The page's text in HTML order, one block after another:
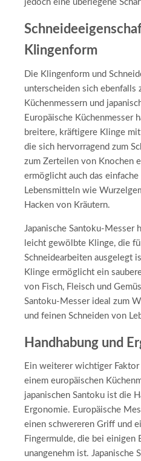
jedoch eine überlegene
Klingenform
Die Klingenform und
unterscheiden sich ebenfalls
Küchenmessern und
Europäische Küchenmesser
breitere, kräftigere Klinge
die sich hervorragend zum
zum Zerteilen von Knochen
ermöglicht auch das
Lebensmitteln wie
Hacken von Kräutern.
Japanische Santoku-Messer
leicht gewölbte Klinge, die
Schneidearbeiten ausgelegt
Klinge ermöglicht ein
von Fisch, Fleisch und
Santoku-Messer ideal zum
und feinen Schneiden von
Handhabung und
Ein weiterer wichtiger
einem europäischen
japanischen Santoku ist die
Ergonomie. Europäische
einen schwereren Griff und
Fingermulde, die bei
unangenehm ist. Japanische